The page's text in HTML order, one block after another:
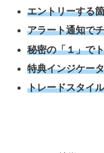
エントリーする
アラート通知で
秘密の「１」で
特典インジケー
トレードスタイ